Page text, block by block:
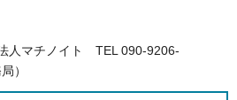
マチノイト TEL 090-9206-
）